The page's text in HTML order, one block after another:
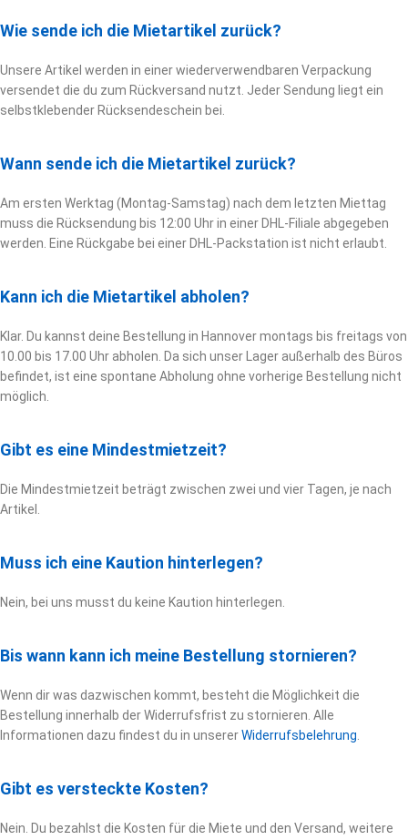
Wie sende ich die Mietartikel zurück?
Unsere Artikel werden in einer wiederverwendbaren Verpackung
versendet die du zum Rückversand nutzt. Jeder Sendung liegt ein
selbstklebender Rücksendeschein bei.
Wann sende ich die Mietartikel zurück?
Am ersten Werktag (Montag-Samstag) nach dem letzten Miettag
muss die Rücksendung bis 12:00 Uhr in einer DHL-Filiale abgegeben
werden. Eine Rückgabe bei einer DHL-Packstation ist nicht erlaubt.
Kann ich die Mietartikel abholen?
Klar. Du kannst deine Bestellung in Hannover montags bis freitags von
10.00 bis 17.00 Uhr abholen. Da sich unser Lager außerhalb des Büros
befindet, ist eine spontane Abholung ohne vorherige Bestellung nicht
möglich.
Gibt es eine Mindestmietzeit?
Die Mindestmietzeit beträgt zwischen zwei und vier Tagen, je nach
Artikel.
Muss ich eine Kaution hinterlegen?
Nein, bei uns musst du keine Kaution hinterlegen.
Bis wann kann ich meine Bestellung stornieren?
Wenn dir was dazwischen kommt, besteht die Möglichkeit die
Bestellung innerhalb der Widerrufsfrist zu stornieren. Alle
Informationen dazu findest du in unsererWiderrufsbelehrung.
Gibt es versteckte Kosten?
Nein. Du bezahlst die Kosten für die Miete und den Versand, weitere